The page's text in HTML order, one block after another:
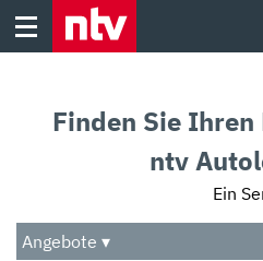
Skip
Audio
Das Beste
Finden Sie
ntv
Ein
Angebote ▾